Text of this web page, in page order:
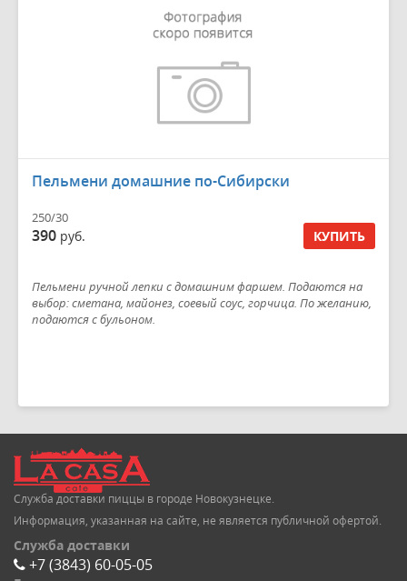
Пельмени домашние по-Сибирски
250/30
390 руб. КУПИТЬ
Пельмени ручной лепки с домашним фаршем. Подаются на
выбор: сметана, майонез, соевый соус, горчица. По желанию,
подаются с бульоном.
Служба доставки пиццы в городе Новокузнецке.
Информация, указанная на сайте, не является публичной офертой.
Служба доставки
+7 (3843) 60-05-05